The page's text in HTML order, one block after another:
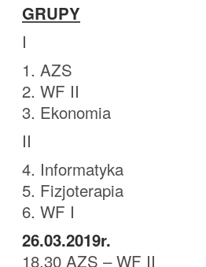
GRUPY
I
1. AZS
2. WF II
3. Ekonomia
II
4. Informatyka
5. Fizjoterapia
6. WF I
26.03.2019r.
18.30 AZS – WF II